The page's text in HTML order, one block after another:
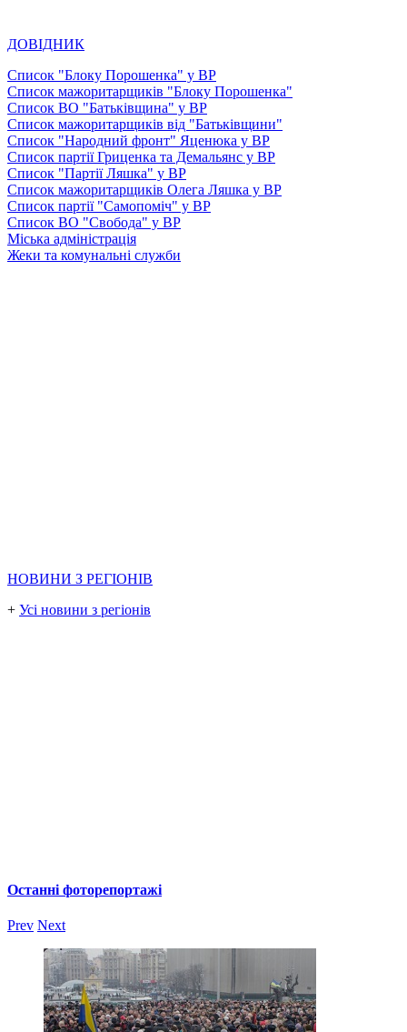
ДОВІДНИК
Список "Блоку Порошенка" у ВР
Список мажоритарщиків "Блоку Порошенка"
Список ВО "Батьківщина" у ВР
Список мажоритарщиків від "Батьківщини"
Список "Народний фронт" Яценюка у ВР
Список партії Гриценка та Демальянс у ВР
Список "Партії Ляшка" у ВР
Список мажоритарщиків Олега Ляшка у ВР
Список партії "Самопоміч" у ВР
Список ВО "Свобода" у ВР
Міська адміністрація
Жеки та комунальні служби
НОВИНИ З РЕГІОНІВ
+ Усі новини з регіонів
Останні фоторепортажі
Prev Next